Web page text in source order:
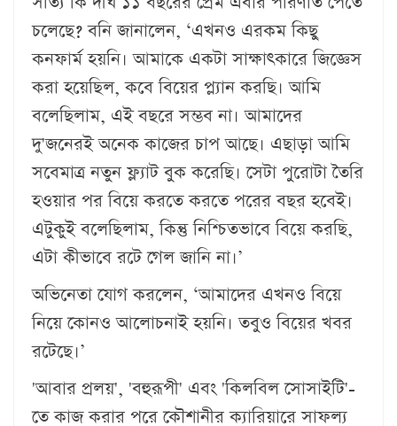
চলেছে? বনি জানালেন, ‘এখনও এরকম কিছু
কনফার্ম হয়নি। আমাকে একটা সাক্ষাৎকারে জিজ্ঞেস
করা হয়েছিল, কবে বিয়ের প্ল্যান করছি। আমি
বলেছিলাম, এই বছরে সম্ভব না। আমাদের
দু'জনেরই অনেক কাজের চাপ আছে। এছাড়া আমি
সবেমাত্র নতুন ফ্ল্যাট বুক করেছি। সেটা পুরোটা তৈরি
হওয়ার পর বিয়ে করতে করতে পরের বছর হবেই।
এটুকুই বলেছিলাম, কিন্তু নিশ্চিতভাবে বিয়ে করছি,
এটা কীভাবে রটে গেল জানি না।’
অভিনেতা যোগ করলেন, ‘আমাদের এখনও বিয়ে
নিয়ে কোনও আলোচনাই হয়নি। তবুও বিয়ের খবর
রটেছে।’
'আবার প্রলয়', 'বহুরূপী' এবং 'কিলবিল সোসাইটি'-
তে কাজ করার পরে কৌশানীর ক্যারিয়ারে সাফল্য